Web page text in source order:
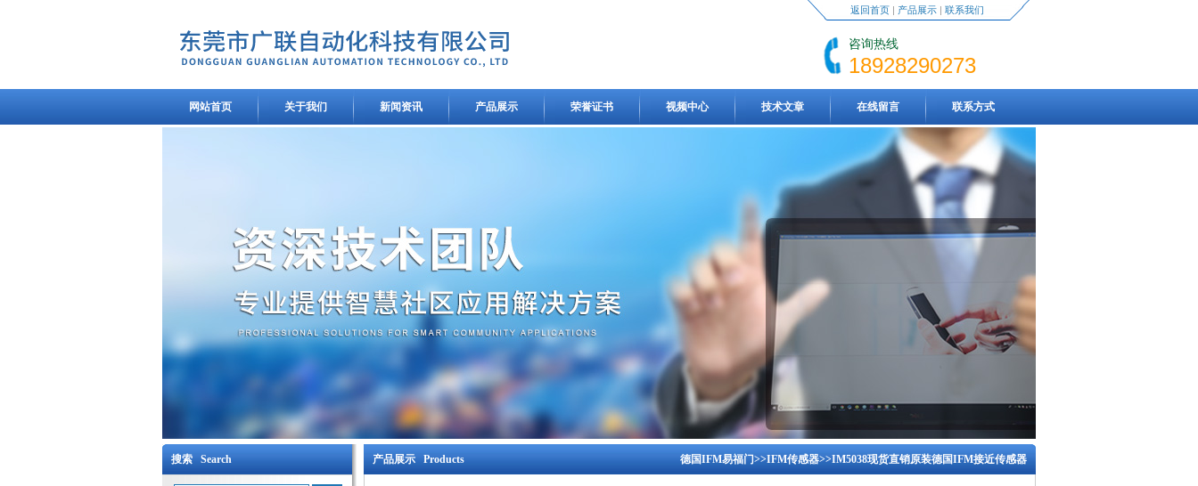
返回首页| 产品展示| 联系我们
咨询热线
18928290273
网站首页 关于我们 新闻资讯 产品展示 荣誉证书 视频中心 技术文章 在线留言 联系方式
搜索 Search 产品展示 Products 德国IFM易福门>>IFM传感器>>IM5038现货直销原装德国IFM接近传感器